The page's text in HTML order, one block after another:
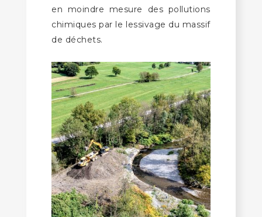
en moindre mesure des pollutions
chimiques par le lessivage du massif
de déchets.